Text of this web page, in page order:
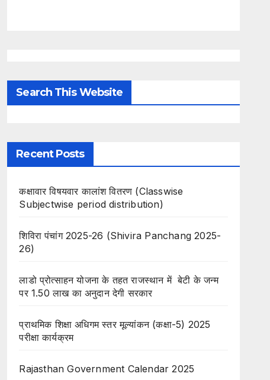
Search This Website
Recent Posts
कक्षावार विषयवार कालांश वितरण (Classwise
Subjectwise period distribution)
शिविरा पंचांग 2025-26 (Shivira Panchang 2025-
26)
लाडो प्रोत्साहन योजना के तहत राजस्थान में बेटी के जन्म
पर 1.50 लाख का अनुदान देगी सरकार
प्राथमिक शिक्षा अधिगम स्तर मूल्यांकन (कक्षा-5) 2025
परीक्षा कार्यक्रम
Rajasthan Government Calendar 2025